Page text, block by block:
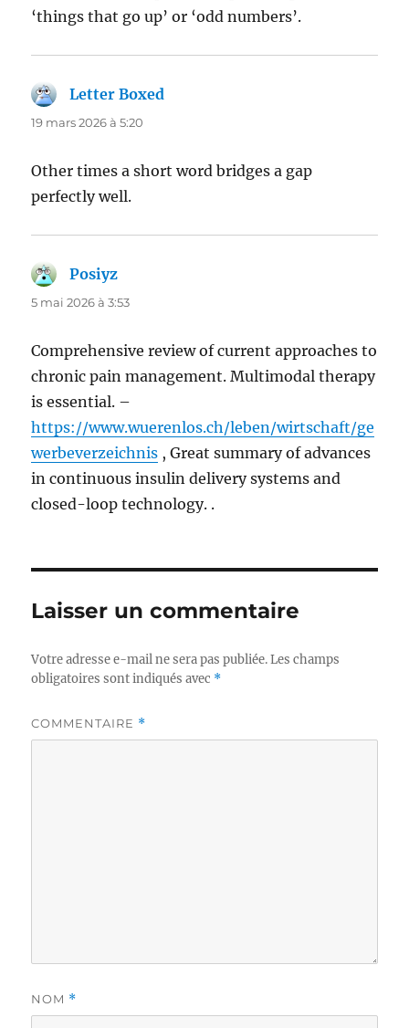
‘things that go up’ or ‘odd numbers’.
Letter Boxed
19 mars 2026 à 5:20
Other times a short word bridges a gap
perfectly well.
Posiyz
5 mai 2026 à 3:53
Comprehensive review of current approaches to
chronic pain management. Multimodal therapy
is essential. –
https://www.wuerenlos.ch/leben/wirtschaft/ge
werbeverzeichnis , Great summary of advances
in continuous insulin delivery systems and
closed-loop technology. .
Laisser un commentaire
Votre adresse e-mail ne sera pas publiée. Les champs
obligatoires sont indiqués avec *
COMMENTAIRE *
NOM *